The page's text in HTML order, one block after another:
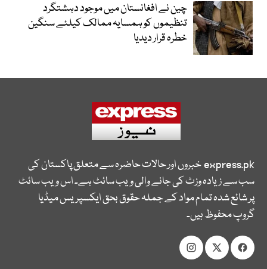
چین نے افغانستان میں موجود دہشتگرد
تنظیموں کو ہمسایہ ممالک کیلئے سنگین
خطرہ قرار دیدیا
express.pkخبروں اور حالات حاضرہ سے متعلق پاکستان کی
سب سے زیادہ وزٹ کی جانے والی ویب سائٹ ہے۔ اس ویب سائٹ
پر شائع شدہ تمام مواد کے جملہ حقوق بحق ایکسپریس میڈیا
گروپ محفوظ ہیں۔